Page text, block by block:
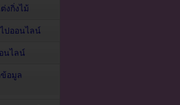
งกิ่งไม้
ปออนไลน์
นไลน์
อมูล